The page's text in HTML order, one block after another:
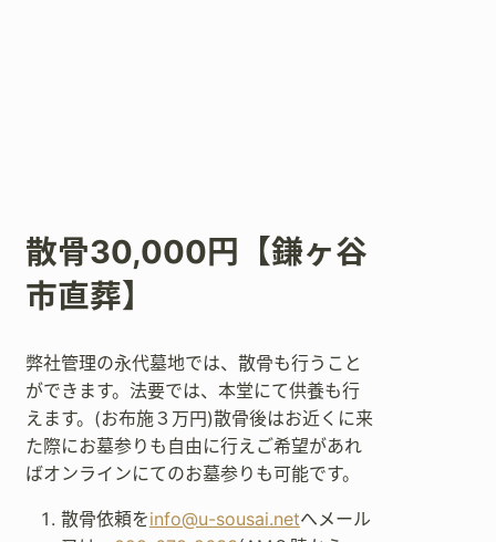
散骨30,000円【鎌ヶ谷
市直葬】
弊社管理の永代墓地では、散骨も行うこと
ができます。法要では、本堂にて供養も行
えます。(お布施３万円)散骨後はお近くに来
た際にお墓参りも自由に行えご希望があれ
ばオンラインにてのお墓参りも可能です。
散骨依頼をinfo@u-sousai.netへメール